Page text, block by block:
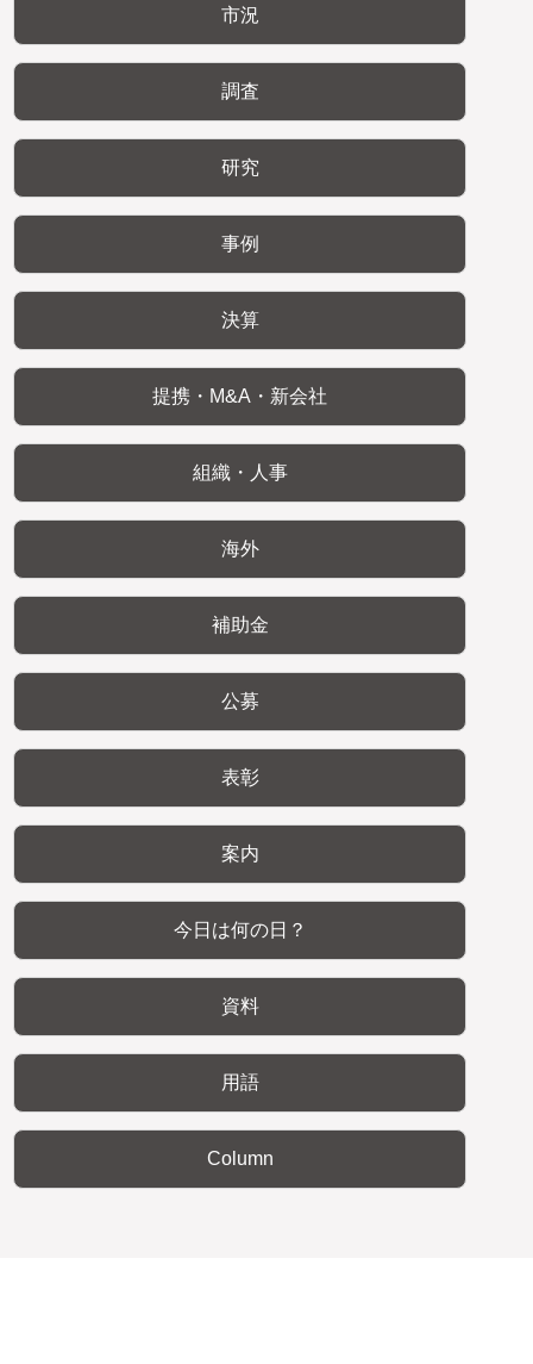
市況
調査
研究
事例
決算
提携・M&A・新会社
組織・人事
海外
補助金
公募
表彰
案内
今日は何の日？
資料
用語
Column